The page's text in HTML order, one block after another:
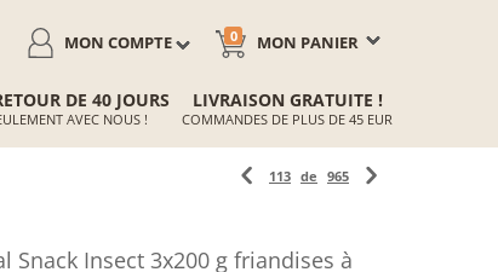
MON PANIER
0
MON COMPTE
DE 40 JOURS
AVEC NOUS !
LIVRAISON GRATUITE !
COMMANDES DE PLUS DE 45 EUR
113 de 965
Snack Insect 3x200 g friandises à